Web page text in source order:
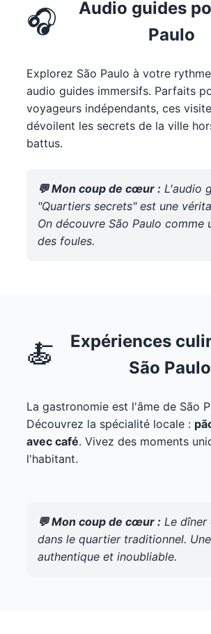
🎧
Audio guides
Paulo
Explorez São Paulo à votre
audio guides immersifs. Parfaits
voyageurs indépendants, ces
dévoilent les secrets de la ville
battus.
💬 Mon coup de cœur : L'audio
"Quartiers secrets" est une
On découvre São Paulo comme
des foules.
🍝
Expériences
São Paulo
La gastronomie est l'âme de São
Découvrez la spécialité locale :
avec café. Vivez des moments
l'habitant.
💬 Mon coup de cœur : Le dîner
dans le quartier traditionnel.
authentique et inoubliable.